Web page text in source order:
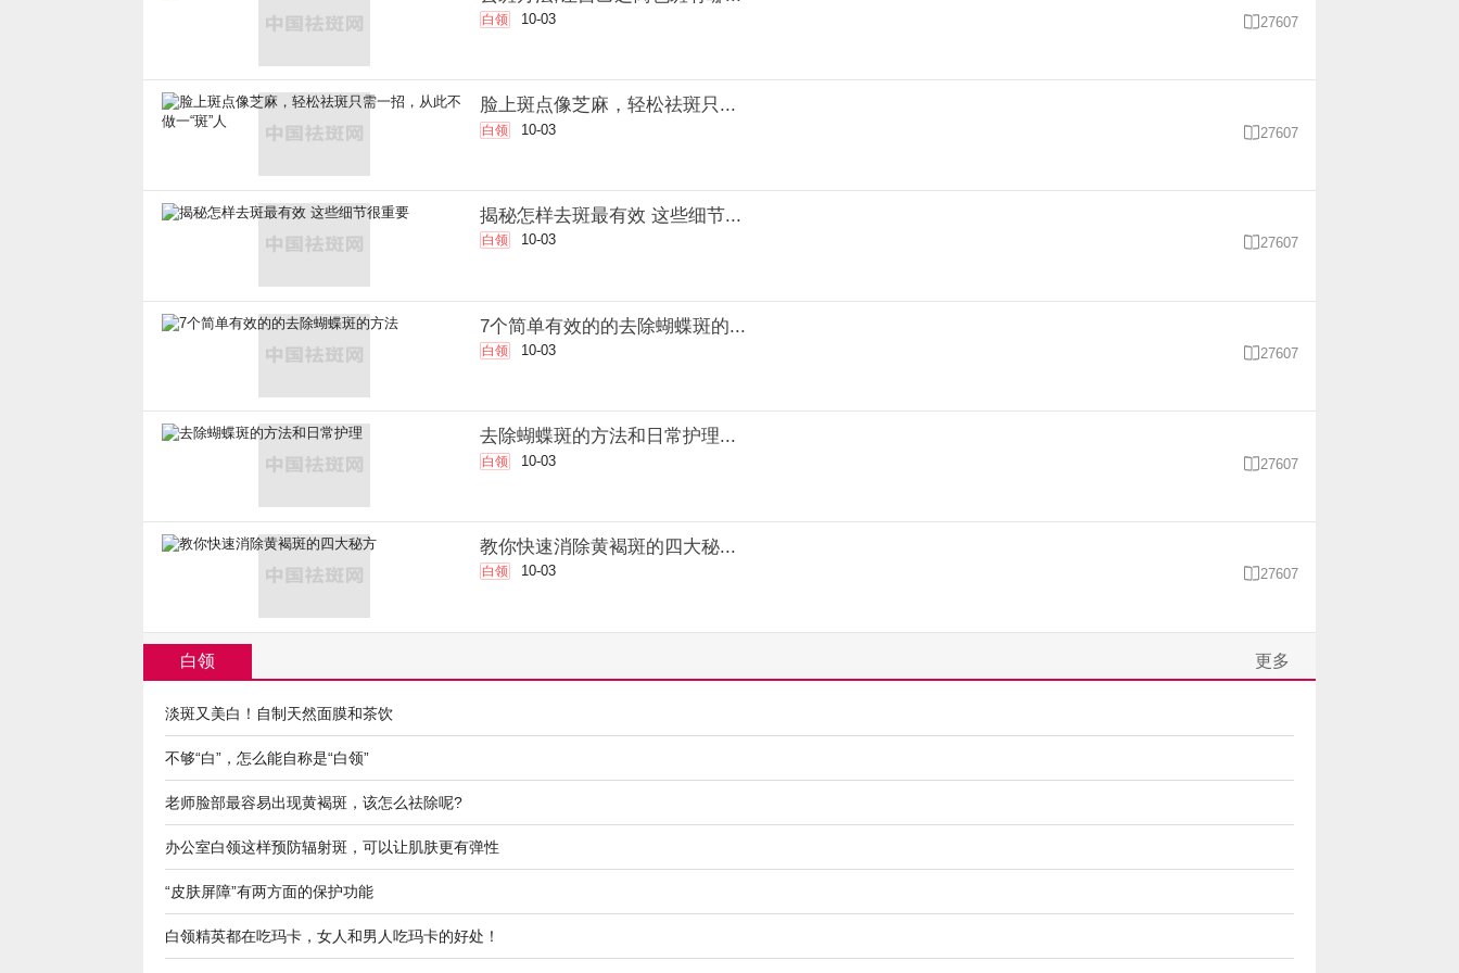
白领 10-03 27607
脸上斑点像芝麻，轻松祛斑只...
白领 10-03  27607
揭秘怎样去斑最有效 这些细节...
白领 10-03 27607
7个简单有效的的去除蝴蝶斑的...
白领 10-03  27607
去除蝴蝶斑的方法和日常护理...
白领 10-03  27607
教你快速消除黄褐斑的四大秘...
白领 10-03 27607
白领 更多
淡斑又美白！自制天然面膜和茶饮
不够“白”，怎么能自称是“白领”
老师脸部最容易出现黄褐斑，该怎么祛除呢?
办公室白领这样预防辐射斑，可以让肌肤更有弹性
“皮肤屏障”有两方面的保护功能
白领精英都在吃玛卡，女人和男人吃玛卡的好处！